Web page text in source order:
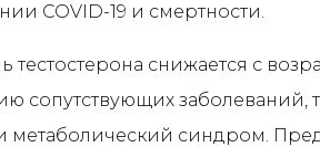
COVID-19 и смертности.
тестостерона снижается с
сопутствующих заболеваний,
метаболический синдром.